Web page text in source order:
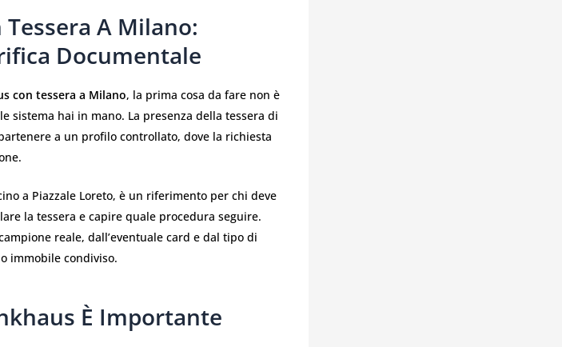
A Milano:
Documentale
con tessera a Milano, la prima cosa da fare non è
sistema hai in mano. La presenza della tessera di
a un profilo controllato, dove la richiesta
a Piazzale Loreto, è un riferimento per chi deve
la tessera e capire quale procedura seguire.
reale, dall’eventuale card e dal tipo di
immobile condiviso.
È Importante